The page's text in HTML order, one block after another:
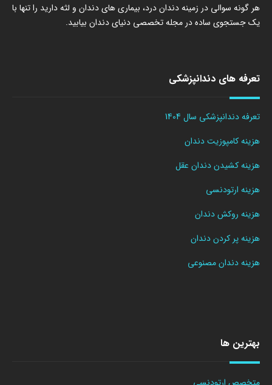
هر گونه سوالی در زمینه دندان درد، بیماری های دندان و لثه دارید را تنها با
یک جستجوی ساده در مجله تخصصی دنیای دندان بیابید.
تعرفه های دندانپزشکی
تعرفه دندانپزشکی سال 1404
هزینه کامپوزیت دندان
هزینه کشیدن دندان عقل
هزینه ارتودنسی
هزینه روکش دندان
هزینه پر کردن دندان
هزینه دندان مصنوعی
بهترین ها